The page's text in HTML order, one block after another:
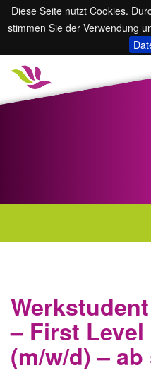
Diese Seite nutzt Cookies.
stimmen Sie der Verwendung
– First
(m/w/d) –